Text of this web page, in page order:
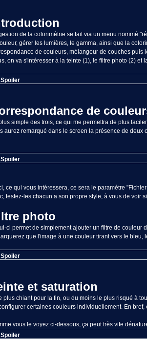
de la colorimétrie se fait via un menu nommé
gérer les lumières, le gamma, ainsi que la
de couleurs, mélangeur de couches puis
on va s'intéresser à la teinte (1), le filtre photo (2)
Spoiler
de
simple des trois, ce qui me permettra de plus
aurez remarqué dans le screen la présence de deux
Spoiler
ce qui vous intéressera, ce sera le paramètre
testez-les chacun a son propre style, à vous de voir
photo
ci permet de simplement ajouter un filtre de couleur
que l'image à une couleur tirant vers le bleu,
Spoiler
et saturation
plus chiant pour la fin, ou du moins le plus risqué à
certaines couleurs individuellement. En
vous le voyez ci-dessous, ça peut très vite
Spoiler